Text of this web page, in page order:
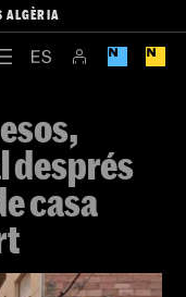
ALGÈRIA
després
casa